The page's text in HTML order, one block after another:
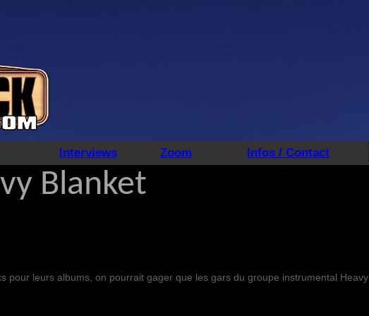
Interviews Zoom Infos / Contact
Blanket
pour leurs albums, on pourrait gager que les gars du groupe instrumental Heavy